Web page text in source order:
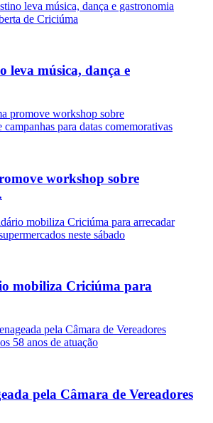
leva música, dança e
workshop sobre
mobiliza Criciúma para
pela Câmara de Vereadores